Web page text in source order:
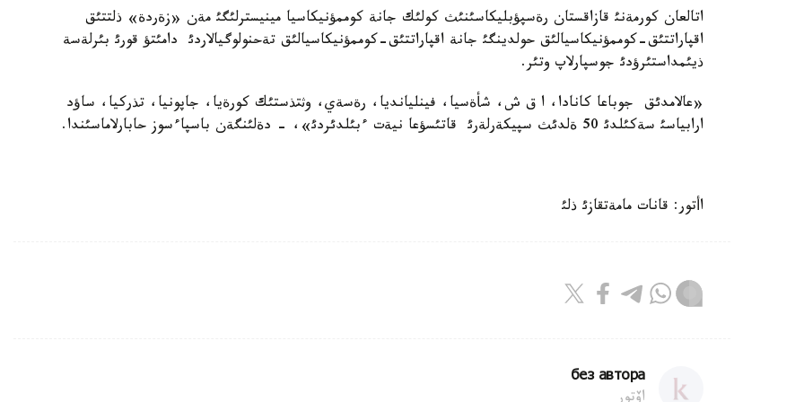
اتالعان كورمةنئ قازاقستان رةسپؤبليكاسئنئث كولئك جانة كوممؤنيكاسيا مينيسترلئگئ مةن «زةردة» ذلتتئق
اقپاراتتئق-كوممؤنيكاسيالئق حولدينگئ جانة اقپاراتتئق-كوممؤنيكاسيالئق تةحنولوگيالاردئ دامئتؤ قورئ بئرلةسة
ذيئمداستئرؤدئ جوسپارلاپ وتئر.
«عالامدئق جوباعا كانادا، ا ق ش، شأةسيا، فينليانديا، رةسةي، وثتذستئك كورةيا، جاپونيا، تذركيا، ساؤد
ارابياسئ سةكئلدئ 50 ةلدئث سپيكةرلةرئ قاتئسؤعا نيةت ءبئلدئردئ»، - دةلئنگةن باسپاءسوز حابارلاماسئندا.
اأتور: قانات مامةتقازئ ذلئ
без автора